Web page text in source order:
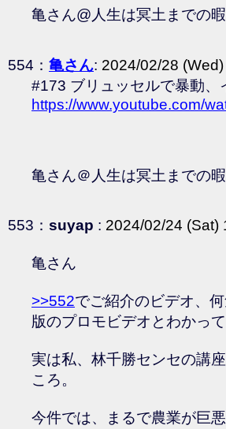
亀さん@人生は冥土までの
554： 亀さん: 2024/02/28
#173 ブリュッセルで暴動
https://www.youtube.com/
亀さん＠人生は冥土までの
553： suyap : 2024/02/24 (Sat)
亀さん
>>552でご紹介のビデオ、
版のプロモビデオとわかっ
実は私、林千勝センセの講
ころ。
今件では、まるで農業が巨